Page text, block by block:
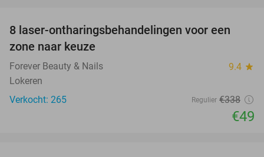
86%
8 laser-ontharingsbehandelingen voor een
zone naar keuze
Forever Beauty & Nails 9.4 star
Lokeren
Verkocht: 265
Regulier €338
€49